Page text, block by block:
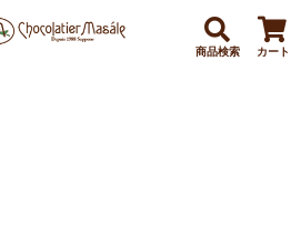
商品検索 カート